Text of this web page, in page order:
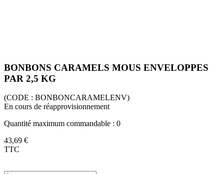
BONBONS CARAMELS MOUS ENVELOPPES
PAR 2,5 KG
(CODE : BONBONCARAMELENV)
En cours de réapprovisionnement
Quantité maximum commandable : 0
43,69 €
TTC